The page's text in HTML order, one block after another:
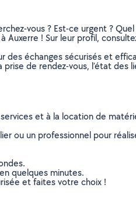
vous ? Est-ce urgent ?
! Sur leur profil,
des échanges sécurisés et
de rendez-vous, l’état
et à la location de
ou un professionnel pour
quelques minutes.
et faites votre choix !